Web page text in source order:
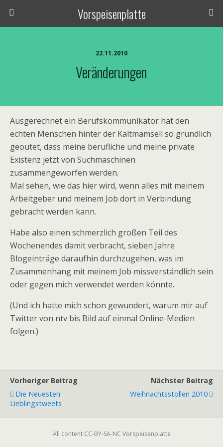
Vorspeisenplatte
22.11.2010
Veränderungen
Ausgerechnet ein Berufskommunikator hat den
echten Menschen hinter der Kaltmamsell so gründlich
geoutet, dass meine berufliche und meine private
Existenz jetzt von Suchmaschinen
zusammengeworfen werden.
Mal sehen, wie das hier wird, wenn alles mit meinem
Arbeitgeber und meinem Job dort in Verbindung
gebracht werden kann.
Habe also einen schmerzlich großen Teil des
Wochenendes damit verbracht, sieben Jahre
Blogeinträge daraufhin durchzugehen, was im
Zusammenhang mit meinem Job missverständlich sein
oder gegen mich verwendet werden könnte.
(Und ich hatte mich schon gewundert, warum mir auf
Twitter von ntv bis Bild auf einmal Online-Medien
folgen.)
Vorheriger Beitrag
Die Neuesten
Lieblingstweets
Nächster Beitrag
Weihnachtsstollen 2010
All content CC-BY-SA-NC Vorspeisenplatte